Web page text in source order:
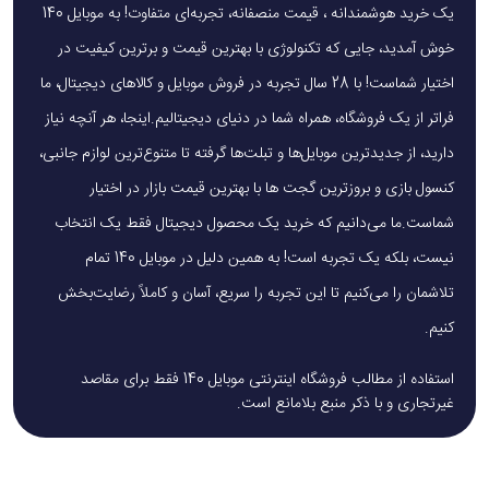
یک خرید هوشمندانه ، قیمت منصفانه، تجربه‌ای متفاوت! به موبایل 140
خوش آمدید، جایی که تکنولوژی با بهترین قیمت و برترین کیفیت در
اختیار شماست! با 28 سال تجربه در فروش موبایل و کالاهای دیجیتال، ما
فراتر از یک فروشگاه، همراه شما در دنیای دیجیتالیم.اینجا، هر آنچه نیاز
دارید، از جدیدترین موبایل‌ها و تبلت‌ها گرفته تا متنوع‌ترین لوازم جانبی،
کنسول بازی و بروزترین گجت ها با بهترین قیمت بازار در اختیار
شماست.ما می‌دانیم که خرید یک محصول دیجیتال فقط یک انتخاب
نیست، بلکه یک تجربه است! به همین دلیل در موبایل 140 تمام
تلاشمان را می‌کنیم تا این تجربه را سریع، آسان و کاملاً رضایت‌بخش
کنیم.
استفاده از مطالب فروشگاه اینترنتی موبایل 140 فقط برای مقاصد
غیرتجاری و با ذکر منبع بلامانع است.